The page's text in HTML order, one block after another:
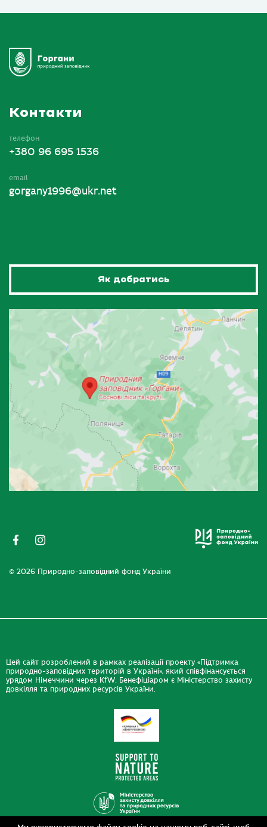
Контакти
телефон
+380 96 695 1536
email
gorgany1996@ukr.net
Як добратись
© 2026 Природно-заповідний фонд України
Цей сайт розроблений в рамках реалізації проекту «Підтримка
природно-заповідних територій в Україні», який співфінансується
урядом Німеччини через KfW. Бенефіціаром є Міністерство захисту
довкілля та природних ресурсів України.